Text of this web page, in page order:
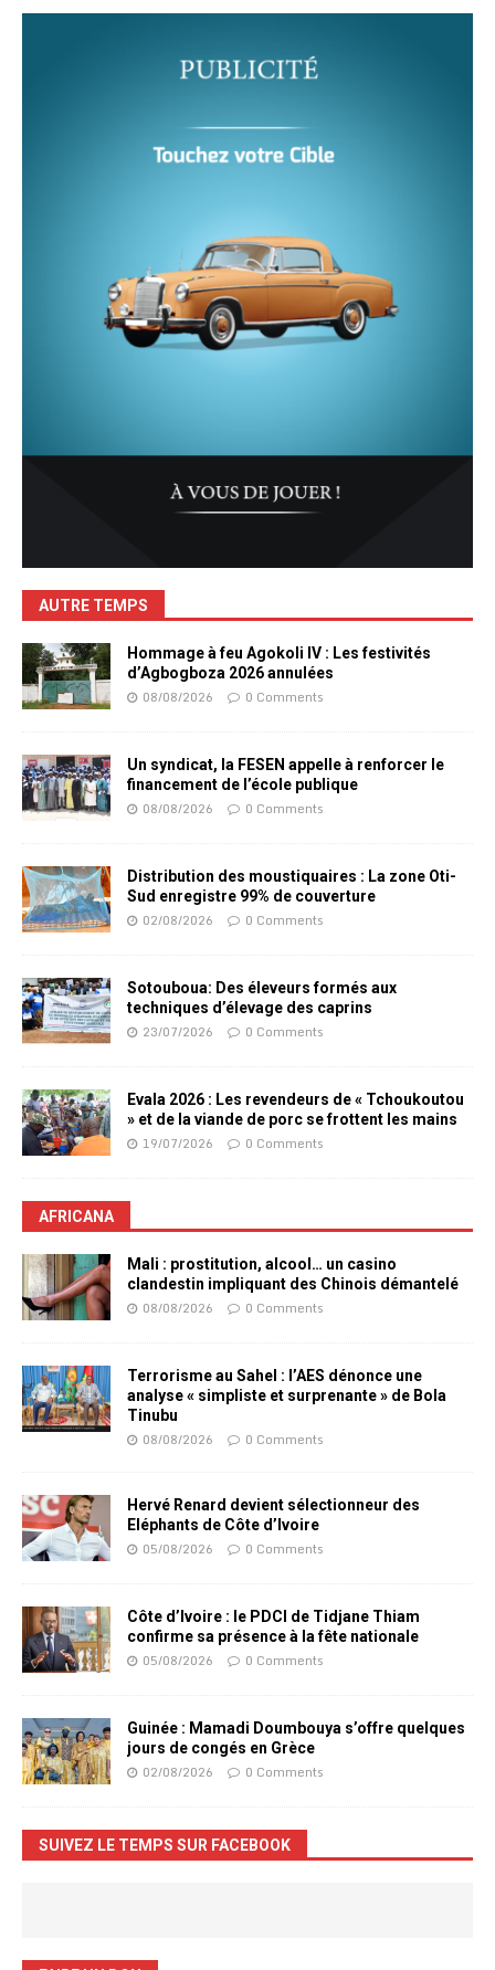
AUTRE TEMPS
Hommage à feu Agokoli IV : Les festivités
d’Agbogboza 2026 annulées
08/08/2026 0 Comments
Un syndicat, la FESEN appelle à renforcer le
financement de l’école publique
08/08/2026 0 Comments
Distribution des moustiquaires : La zone Oti-
Sud enregistre 99% de couverture
02/08/2026 0 Comments
Sotouboua: Des éleveurs formés aux
techniques d’élevage des caprins
23/07/2026 0 Comments
Evala 2026 : Les revendeurs de « Tchoukoutou
» et de la viande de porc se frottent les mains
19/07/2026 0 Comments
AFRICANA
Mali : prostitution, alcool… un casino
clandestin impliquant des Chinois démantelé
08/08/2026 0 Comments
Terrorisme au Sahel : l’AES dénonce une
analyse « simpliste et surprenante » de Bola
Tinubu
08/08/2026 0 Comments
Hervé Renard devient sélectionneur des
Eléphants de Côte d’Ivoire
05/08/2026 0 Comments
Côte d’Ivoire : le PDCI de Tidjane Thiam
confirme sa présence à la fête nationale
05/08/2026 0 Comments
Guinée : Mamadi Doumbouya s’offre quelques
jours de congés en Grèce
02/08/2026 0 Comments
SUIVEZ LE TEMPS SUR FACEBOOK